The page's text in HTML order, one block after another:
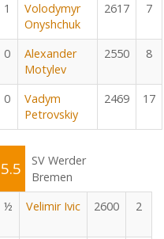
1
Volodymyr
Onyshchuk
2617 7
0
Alexander
Motylev
2550 8
0
Vadym
Petrovskiy
2469 17
5.5
SV Werder
Bremen
½ Velimir Ivic 2600 2